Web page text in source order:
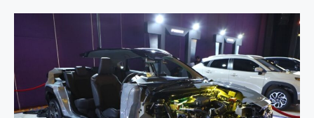
c
e
b
o
o
i
t
t
e
r
g
r
a
a
s
A
p